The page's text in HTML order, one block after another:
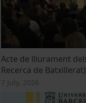
Acte de lliurament
Recerca de
7 July, 2026